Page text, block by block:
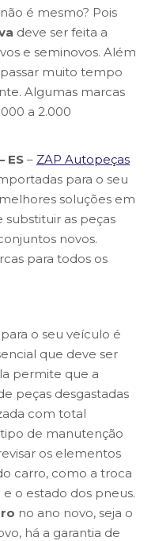
é mesmo? Pois
deve ser feita a
e seminovos. Além
muito tempo
Algumas marcas
a 2.000
ES – ZAP Autopeças
para o seu
soluções em
substituir as peças
novos.
para todos os
para o seu veículo é
que deve ser
permite que a
peças desgastadas
com total
de manutenção
os elementos
carro, como a troca
o estado dos pneus.
no ano novo, seja o
há a garantia de